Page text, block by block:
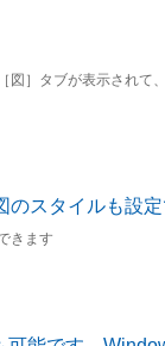
図］タブが表示されて
きます